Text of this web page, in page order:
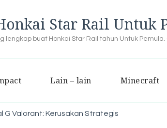
Star Rail Untuk
lengkap buat Honkai Star Rail tahun Untuk
Lain – lain Minecraft
G Valorant: Kerusakan Strategis